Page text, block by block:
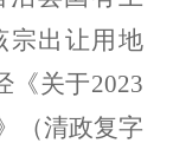
宗出让用地
《关于2023
（清政复字